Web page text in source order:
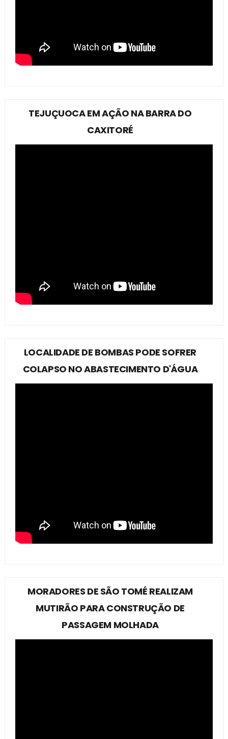
TEJUÇUOCA EM AÇÃO NA BARRA DO
CAXITORÉ
LOCALIDADE DE BOMBAS PODE SOFRER
COLAPSO NO ABASTECIMENTO D'ÁGUA
MORADORES DE SÃO TOMÉ REALIZAM
MUTIRÃO PARA CONSTRUÇÃO DE
PASSAGEM MOLHADA